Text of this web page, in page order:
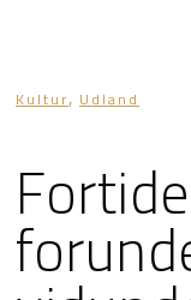
Kultur, Udland